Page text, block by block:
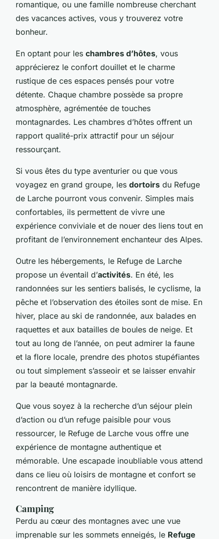
romantique, ou une famille nombreuse cherchant
des vacances actives, vous y trouverez votre
bonheur.
En optant pour les chambres d’hôtes, vous
apprécierez le confort douillet et le charme
rustique de ces espaces pensés pour votre
détente. Chaque chambre possède sa propre
atmosphère, agrémentée de touches
montagnardes. Les chambres d’hôtes offrent un
rapport qualité-prix attractif pour un séjour
ressourçant.
Si vous êtes du type aventurier ou que vous
voyagez en grand groupe, les dortoirs du Refuge
de Larche pourront vous convenir. Simples mais
confortables, ils permettent de vivre une
expérience conviviale et de nouer des liens tout en
profitant de l’environnement enchanteur des Alpes.
Outre les hébergements, le Refuge de Larche
propose un éventail d’activités. En été, les
randonnées sur les sentiers balisés, le cyclisme, la
pêche et l’observation des étoiles sont de mise. En
hiver, place au ski de randonnée, aux balades en
raquettes et aux batailles de boules de neige. Et
tout au long de l’année, on peut admirer la faune
et la flore locale, prendre des photos stupéfiantes
ou tout simplement s’asseoir et se laisser envahir
par la beauté montagnarde.
Que vous soyez à la recherche d’un séjour plein
d’action ou d’un refuge paisible pour vous
ressourcer, le Refuge de Larche vous offre une
expérience de montagne authentique et
mémorable. Une escapade inoubliable vous attend
dans ce lieu où loisirs de montagne et confort se
rencontrent de manière idyllique.
Camping
Perdu au cœur des montagnes avec une vue
imprenable sur les sommets enneigés, le Refuge